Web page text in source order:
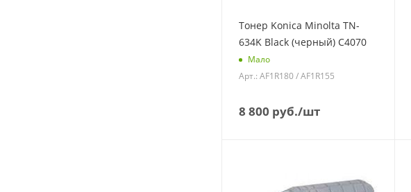
Тонер Konica Minolta TN-
634K Black (черный) C4070
Мало
Арт.: AF1R180 / AF1R155
8 800 руб./шт